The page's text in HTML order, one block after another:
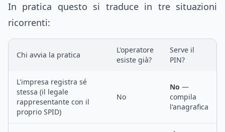
In pratica questo si traduce in tre situazioni
ricorrenti:
Chi avvia la pratica
L'operatore
esiste già?
Serve il
PIN?
L'impresa registra sé
stessa (il legale
rappresentante con il
proprio SPID)
No
No —
compila
l'anagrafica